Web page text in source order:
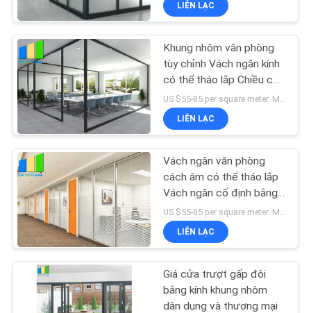
LIÊN LẠC
Khung nhôm văn phòng
tùy chỉnh Vách ngăn kính
có thể tháo lắp Chiều cao
đầy đủ
LIÊN LẠC
Vách ngăn văn phòng
cách âm có thể tháo lắp
Vách ngăn cố định bằng
kính đôi với khung nhôm
LIÊN LẠC
Giá cửa trượt gấp đôi
bằng kính khung nhôm
dân dụng và thương mại